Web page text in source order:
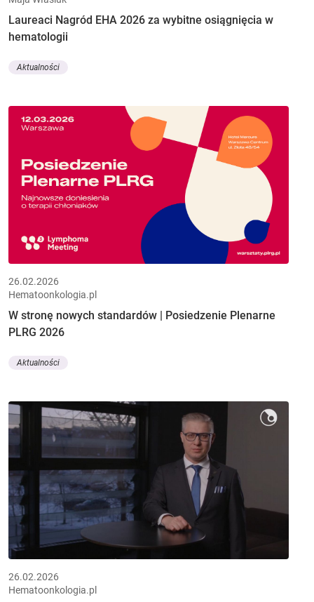
Laureaci Nagród EHA 2026 za wybitne osiągnięcia w
hematologii
Aktualności
26.02.2026
Hematoonkologia.pl
W stronę nowych standardów | Posiedzenie Plenarne
PLRG 2026
Aktualności
26.02.2026
Hematoonkologia.pl